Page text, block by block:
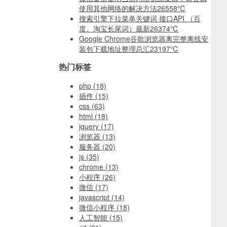
使用其他网络的解决方法26558℃
搜索引擎下拉菜单关键词 接口API （百
度、淘宝长尾词）最新26374℃
Google Chrome谷歌浏览器离完整离线安
装包下载地址整理总汇23197℃
热门标签
php (18)
插件 (15)
css (63)
html (18)
jquery (17)
浏览器 (13)
服务器 (20)
js (35)
chrome (13)
小程序 (26)
微信 (17)
javascript (14)
微信小程序 (18)
人工智能 (15)